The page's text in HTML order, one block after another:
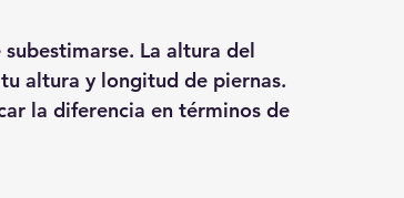
La altura del
altura y longitud de piernas.
la diferencia en términos de